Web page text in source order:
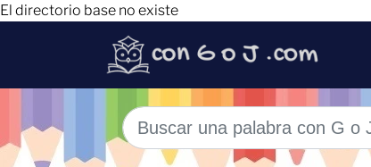
El directorio base no existe